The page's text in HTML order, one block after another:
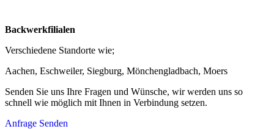
Backwerkfilialen
Verschiedene Standorte wie;
Aachen, Eschweiler, Siegburg, Mönchengladbach, Moers
Senden Sie uns Ihre Fragen und Wünsche, wir werden uns so
schnell wie möglich mit Ihnen in Verbindung setzen.
Anfrage Senden